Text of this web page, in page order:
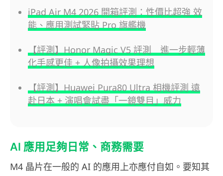
iPad Air M4 2026 開箱評測：性價比超強 效
能、應用測試緊貼 Pro 旗艦機
【評測】Honor Magic V5 評測 進一步輕薄
化手感更佳 + 人像拍攝效果理想
【評測】Huawei Pura80 Ultra 相機評測 遠
赴日本 + 演唱會試盡「一鏡雙目」威力
AI 應用足夠日常、商務需要
M4 晶片在一般的 AI 的應用上亦應付自如。要知其